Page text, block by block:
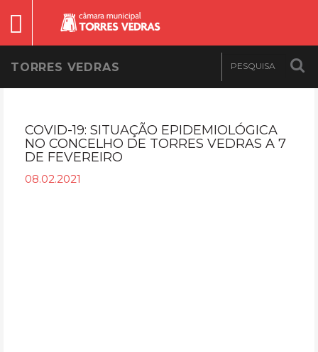
TORRES VEDRAS
COVID-19: SITUAÇÃO EPIDEMIOLÓGICA
NO CONCELHO DE TORRES VEDRAS A 7
DE FEVEREIRO
08.02.2021